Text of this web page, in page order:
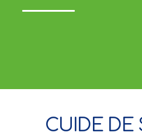
CUIDE DE